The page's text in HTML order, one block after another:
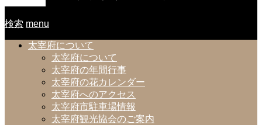
検索 menu
太宰府について
太宰府について
太宰府の年間行事
太宰府の花カレンダー
太宰府へのアクセス
太宰府市駐車場情報
太宰府観光協会のご案内